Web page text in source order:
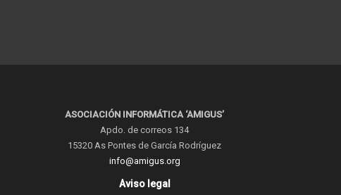
ASOCIACIÓN INFORMÁTICA ‘AMIGUS’
Apdo. de correos 134
15320 As Pontes de García Rodríguez
info@amigus.org
Aviso legal